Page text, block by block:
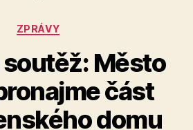
Rubriky
ZPRÁVY
Město
část
domu
A
u